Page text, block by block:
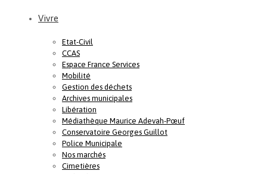
Vivre
Etat-Civil
CCAS
Espace France Services
Mobilité
Gestion des déchets
Archives municipales
Libération
Médiathèque Maurice Adevah-Pœuf
Conservatoire Georges Guillot
Police Municipale
Nos marchés
Cimetières